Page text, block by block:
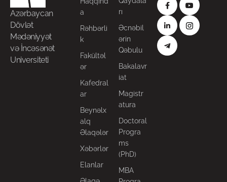
Azərbaycan
Dövlət
Mədəniyyət
və İncəsənət
Universiteti
a
Rəhbərli
k
Fakültəl
ər
Kafedral
ar
Beynəlx
alq
Əlaqələr
Xəbərlər
Elanlar
rı
Əcnəbil
ərin
Qəbulu
Bakalavr
iat
Magistr
atura
Doctoral
Progra
ms
(PhD)
MBA